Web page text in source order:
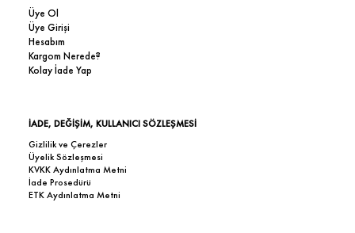
Üye Ol
Üye Girişi
Hesabım
Kargom Nerede?
Kolay İade Yap
İADE, DEĞİŞİM, KULLANICI SÖZLEŞMESİ
Gizlilik ve Çerezler
Üyelik Sözleşmesi
KVKK Aydınlatma Metni
İade Prosedürü
ETK Aydınlatma Metni